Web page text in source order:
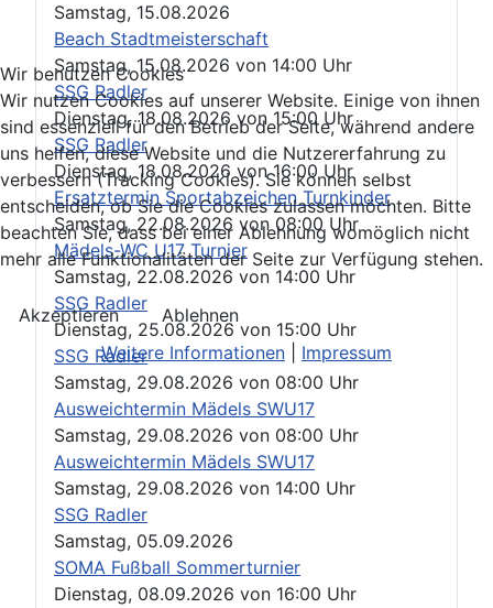
Samstag, 15.08.2026
Beach Stadtmeisterschaft
Samstag, 15.08.2026 von 14:00 Uhr
SSG Radler
Dienstag, 18.08.2026von15:00 Uhr
SSG Radler
Dienstag, 18.08.2026von16:00 Uhr
Ersatztermin Sportabzeichen Turnkinder
Samstag, 22.08.2026 von08:00 Uhr
Mädels-WC U17 Turnier
Samstag, 22.08.2026 von 14:00 Uhr
SSG Radler
Dienstag, 25.08.2026 von 15:00 Uhr
SSG Radler
Samstag, 29.08.2026 von 08:00 Uhr
Ausweichtermin Mädels SWU17
Samstag, 29.08.2026 von 08:00 Uhr
Ausweichtermin Mädels SWU17
Samstag, 29.08.2026 von 14:00 Uhr
SSG Radler
Samstag, 05.09.2026
SOMA Fußball Sommerturnier
Dienstag, 08.09.2026 von 16:00 Uhr
Wir benutzen Cookies
Wir nutzen Cookies auf unserer Website. Einige von ihnen
sind essenziell für den Betrieb der Seite, während andere
uns helfen, diese Website und die Nutzererfahrung zu
verbessern (Tracking Cookies). Sie können selbst
entscheiden, ob Sie die Cookies zulassen möchten. Bitte
beachten Sie, dass bei einer Ablehnung womöglich nicht
mehr alle Funktionalitäten der Seite zur Verfügung stehen.
Akzeptieren
Ablehnen
Weitere Informationen
Impressum